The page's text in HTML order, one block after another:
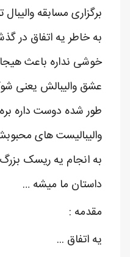
برگزاری مسابقه
به خاطر یه اتفاق در
خوشی نداره باعث
عشق والیبالش یعنی
طور شده دوست داره
والیبالیست های
به انجام یه ریسک
داستان ما میشه …
مقدمه :
یه اتفاق ...